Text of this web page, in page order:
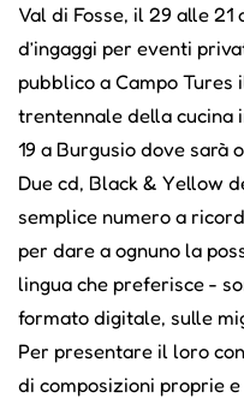
Val di Fosse, il 29 alle 21
d’ingaggi per eventi
pubblico a Campo Tures
trentennale della cucina
19 a Burgusio dove sarà
Due cd, Black & Yellow
semplice numero a
per dare a ognuno la
lingua che preferisce -
formato digitale, sulle
Per presentare il loro
di composizioni proprie